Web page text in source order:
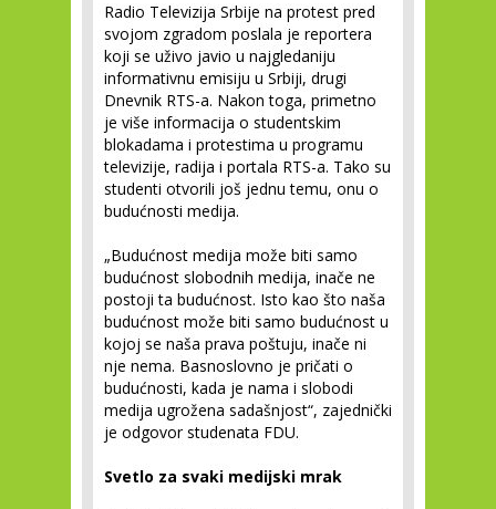
Radio Televizija Srbije na protest pred
svojom zgradom poslala je reportera
koji se uživo javio u najgledaniju
informativnu emisiju u Srbiji, drugi
Dnevnik RTS-a. Nakon toga, primetno
je više informacija o studentskim
blokadama i protestima u programu
televizije, radija i portala RTS-a. Tako su
studenti otvorili još jednu temu, onu o
budućnosti medija.
„Budućnost medija može biti samo
budućnost slobodnih medija, inače ne
postoji ta budućnost. Isto kao što naša
budućnost može biti samo budućnost u
kojoj se naša prava poštuju, inače ni
nje nema. Basnoslovno je pričati o
budućnosti, kada je nama i slobodi
medija ugrožena sadašnjost“, zajednički
je odgovor studenata FDU.
Svetlo za svaki medijski mrak